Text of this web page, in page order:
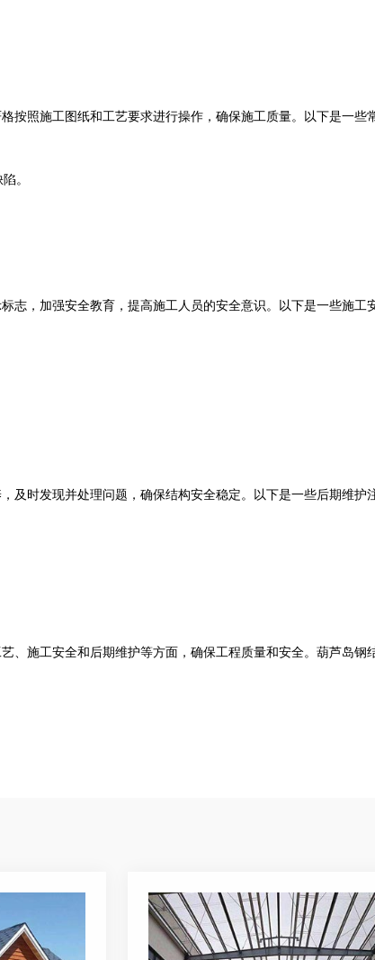
照施工图纸和工艺要求进行操作，确保施工质量。以下是一些
。
，加强安全教育，提高施工人员的安全意识。以下是一些施工
时发现并处理问题，确保结构安全稳定。以下是一些后期维护
、施工安全和后期维护等方面，确保工程质量和安全。葫芦岛